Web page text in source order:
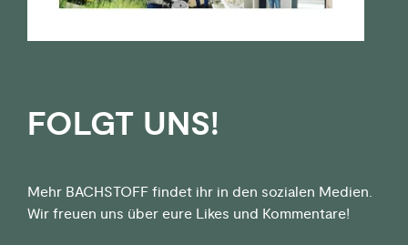
FOLGT UNS!
Mehr BACHSTOFF findet ihr in den sozialen Medien.
Wir freuen uns über eure Likes und Kommentare!